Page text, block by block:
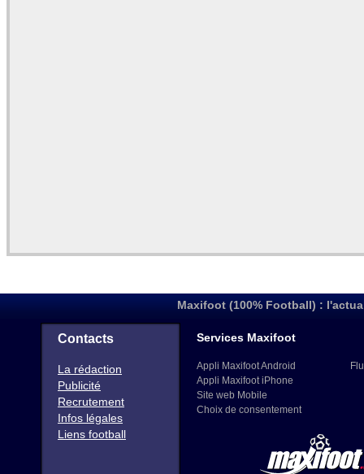
Maxifoot (100% Football) :
Contacts
La rédaction
Publicité
Recrutement
Infos légales
Liens football
Services Maxifoot
Appli Maxifoot Android
Appli Maxifoot iPhone
Site web Mobile
Choix de consentement